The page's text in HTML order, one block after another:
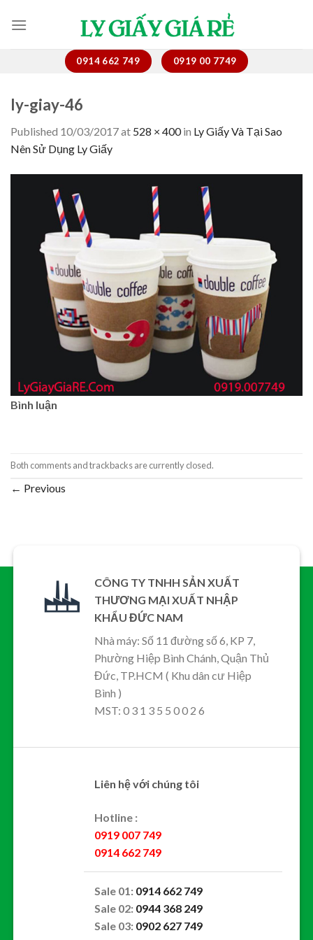
0914 662 749 0919 00 7749
ly-giay-46
Published 10/03/2017at 528 × 400in Ly Giấy Và Tại Sao
Nên Sử Dụng Ly Giấy
Bình luận
Both comments and trackbacks are currently closed.
← Previous
CÔNG TY TNHH SẢN XUẤT
THƯƠNG MẠI XUẤT NHẬP
KHẨU ĐỨC NAM
Nhà máy: Số 11 đường số 6, KP 7,
Phường Hiệp Bình Chánh, Quận Thủ
Đức, TP.HCM ( Khu dân cư Hiệp
Bình )
MST: 0 3 1 3 5 5 0 0 2 6
Liên hệ với chúng tôi
Hotline :
0919 007 749
0914 662 749
Sale 01: 0914 662 749
Sale 02: 0944 368 249
Sale 03: 0902 627 749